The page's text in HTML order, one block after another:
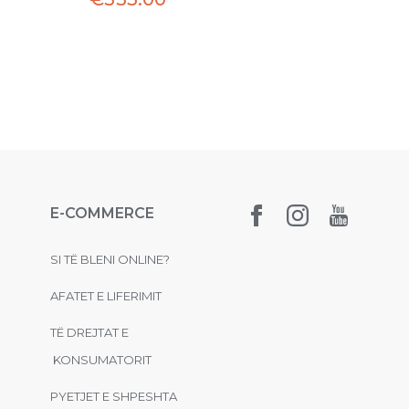
E-COMMERCE
SI TË BLENI ONLINE?
AFATET E LIFERIMIT
TË DREJTAT E
KONSUMATORIT
PYETJET E SHPESHTA